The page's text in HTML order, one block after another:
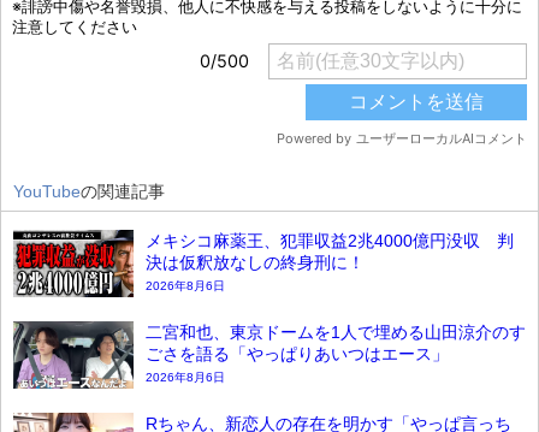
YouTubeの関連記事
メキシコ麻薬王、犯罪収益2兆4000億円没収 判
決は仮釈放なしの終身刑に！
2026年8月6日
二宮和也、東京ドームを1人で埋める山田涼介のす
ごさを語る「やっぱりあいつはエース」
2026年8月6日
Rちゃん、新恋人の存在を明かす「やっぱ言っち